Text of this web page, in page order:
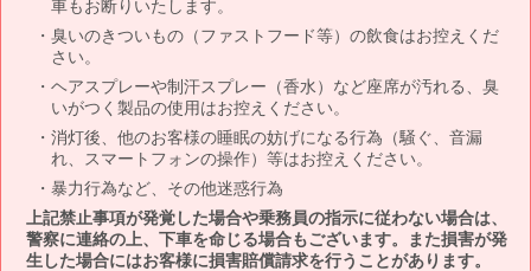
車もお断りいたします。
臭いのきついもの（ファストフード等）の飲食はお控えくだ
さい。
ヘアスプレーや制汗スプレー（香水）など座席が汚れる、臭
いがつく製品の使用はお控えください。
消灯後、他のお客様の睡眠の妨げになる行為（騒ぐ、音漏
れ、スマートフォンの操作）等はお控えください。
暴力行為など、その他迷惑行為
上記禁止事項が発覚した場合や乗務員の指示に従わない場合は、
警察に連絡の上、下車を命じる場合もございます。また損害が発
生した場合にはお客様に損害賠償請求を行うことがあります。